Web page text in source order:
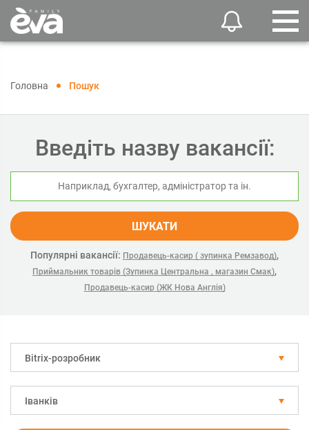
Головна Пошук
Введіть назву вакансії:
ШУКАТИ
Популярні вакансії: Продавець-касир ( зупинка Ремзавод),
Приймальник товарів (Зупинка Центральна , магазин Смак),
Продавець-касир (ЖК Нова Англія)
Bitrix-розробник
Іванків